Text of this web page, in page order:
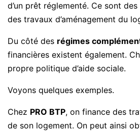
d’un prêt réglementé. Ce sont
des travaux d’aménagement du
Du côté des régimes
financières existent également.
propre politique d’aide sociale.
Voyons quelques exemples.
Chez PRO BTP, on finance des
de son logement. On peut ainsi